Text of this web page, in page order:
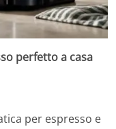
perfetto a casa
per espresso e